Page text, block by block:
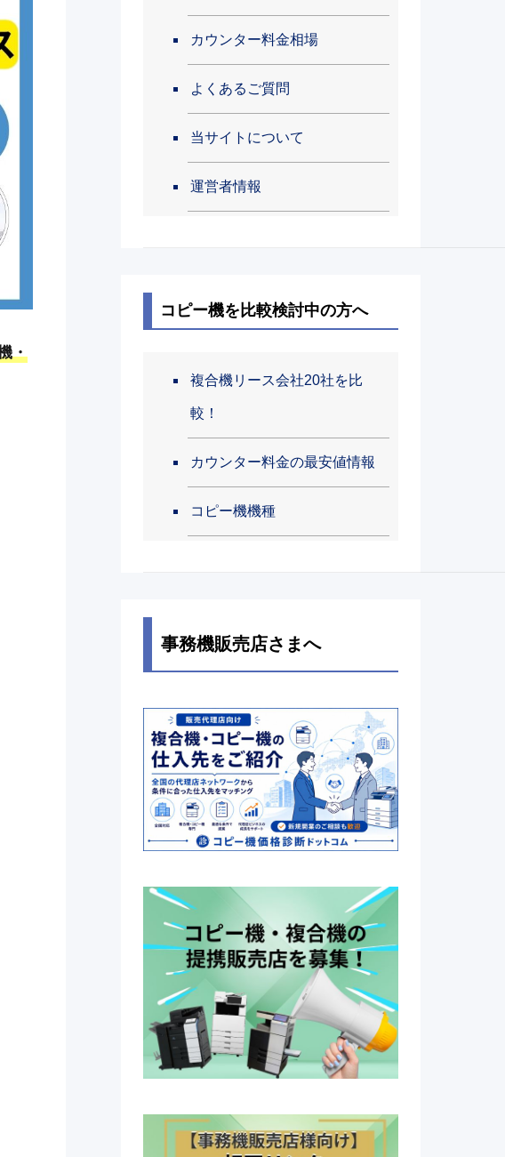
・
カウンター料金相場
よくあるご質問
当サイトについて
運営者情報
コピー機を比較検討中の方へ
複合機リース会社20社を比
較！
カウンター料金の最安値情報
コピー機機種
事務機販売店さまへ